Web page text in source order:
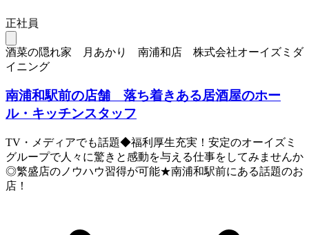
正社員
酒菜の隠れ家 月あかり 南浦和店 株式会社オーイズミダ
イニング
南浦和駅前の店舗 落ち着きある居酒屋のホー
ル・キッチンスタッフ
TV・メディアでも話題◆福利厚生充実！安定のオーイズミ
グループで人々に驚きと感動を与える仕事をしてみませんか
◎繁盛店のノウハウ習得が可能★南浦和駅前にある話題のお
店！